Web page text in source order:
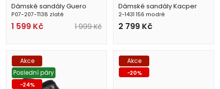
Dámské sandály Guero
P07-207-T138 zlaté
1 599 Kč 1 999Kč
Dámské sandály Kacper
2-1431 156 modré
2 799 Kč
Akce
Poslední páry
-24%
Akce
-20%